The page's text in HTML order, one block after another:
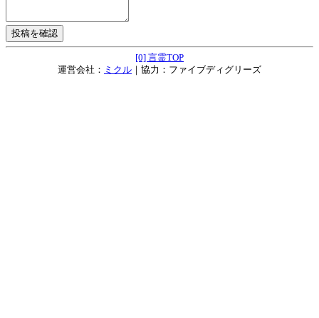
[0] 言霊TOP
運営会社： ミクル ｜協力：ファイブディグリーズ